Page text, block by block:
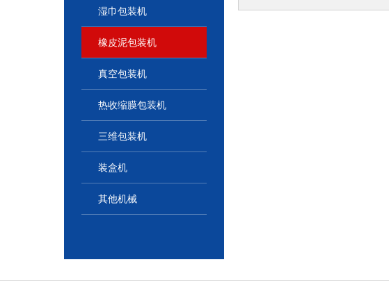
湿巾包装机
橡皮泥包装机
真空包装机
热收缩膜包装机
三维包装机
装盒机
其他机械